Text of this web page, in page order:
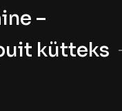
–
kütteks